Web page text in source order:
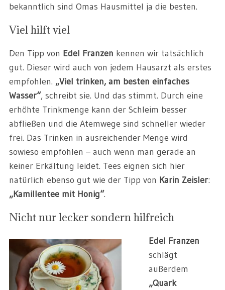
bekanntlich sind Omas Hausmittel ja die besten.
Viel hilft viel
Den Tipp von Edel Franzen kennen wir tatsächlich
gut. Dieser wird auch von jedem Hausarzt als erstes
empfohlen. „Viel trinken, am besten einfaches
Wasser“, schreibt sie. Und das stimmt. Durch eine
erhöhte Trinkmenge kann der Schleim besser
abfließen und die Atemwege sind schneller wieder
frei. Das Trinken in ausreichender Menge wird
sowieso empfohlen –auch wenn man gerade an
keiner Erkältung leidet. Tees eignen sich hier
natürlich ebenso gut wie der Tipp von Karin Zeisler:
„Kamillentee mit Honig“.
Nicht nur lecker sondern hilfreich
Edel Franzen
schlägt
außerdem
„Quark